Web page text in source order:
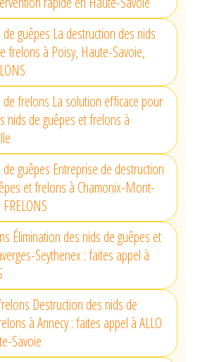
guêpes La destruction des nids
frelons à Poisy, Haute-Savoie,
de frelons La solution efficace pour
nids de guêpes et frelons à
guêpes Entreprise de destruction
et frelons à Chamonix-Mont-
Élimination des nids de guêpes et
Seythenex : faites appel à
Destruction des nids de
à Annecy : faites appel à ALLO
Savoie